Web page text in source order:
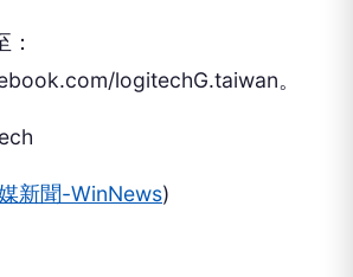
logitechG.taiwan。
新聞-WinNews)